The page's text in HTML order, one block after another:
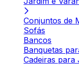
Conjuntos de
Sofás
Bancos
Banquetas
Cadeiras para